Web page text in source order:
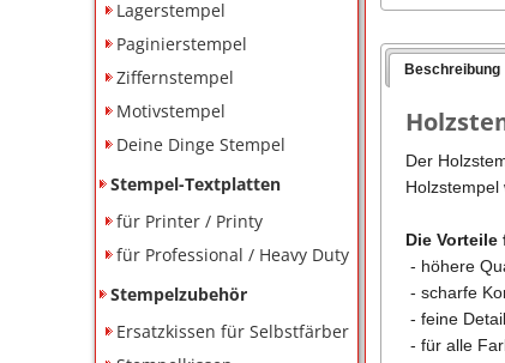
Lagerstempel
Paginierstempel
Ziffernstempel
Motivstempel
Deine Dinge Stempel
Stempel-Textplatten
für Printer / Printy
für Professional / Heavy Duty
Stempelzubehör
Ersatzkissen für Selbstfärber
Beschreibung
Der
Die Vorteile
- höhere
- scharfe
- feine
- für alle